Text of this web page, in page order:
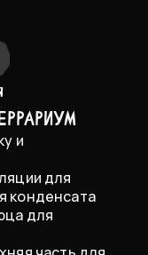
и
для
конденсата
для